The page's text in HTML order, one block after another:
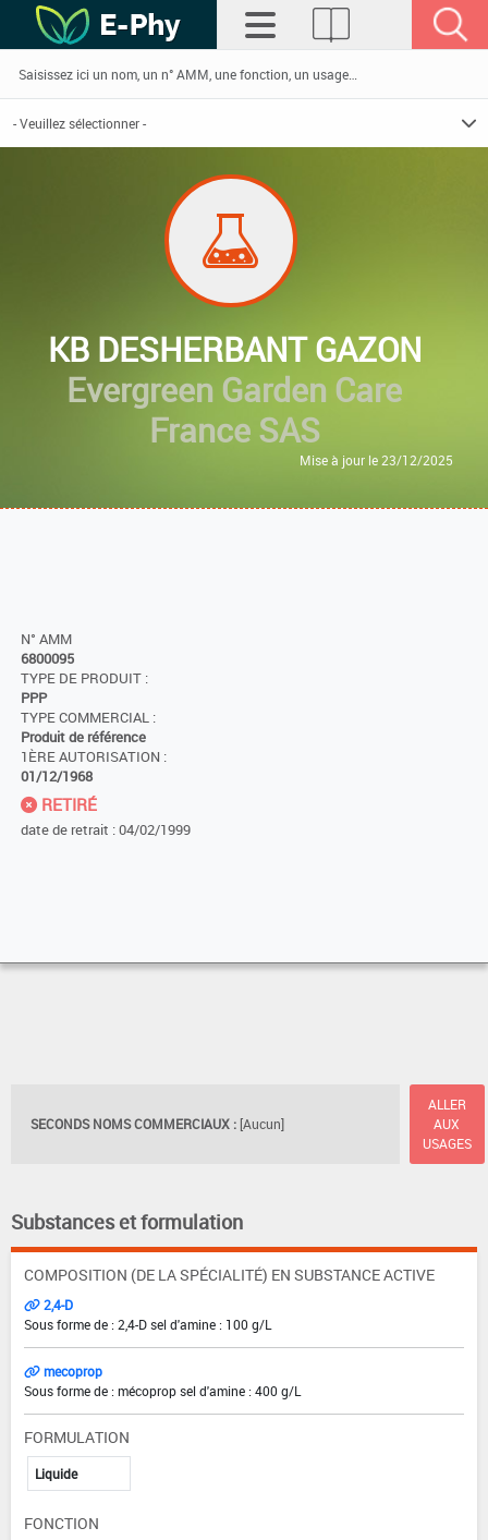
KB DESHERBANT GAZON
Evergreen Garden Care
France SAS
Mise à jour le 23/12/2025
N° AMM
6800095
TYPE DE PRODUIT :
PPP
TYPE COMMERCIAL :
Produit de référence
1ÈRE AUTORISATION :
01/12/1968
RETIRÉ
date de retrait : 04/02/1999
SECONDS NOMS COMMERCIAUX : [Aucun]
ALLER
AUX
USAGES
Substances et formulation
COMPOSITION (DE LA SPÉCIALITÉ) EN SUBSTANCE ACTIVE
2,4-D
Sous forme de : 2,4-D sel d'amine : 100 g/L
mecoprop
Sous forme de : mécoprop sel d'amine : 400 g/L
FORMULATION
Liquide
FONCTION